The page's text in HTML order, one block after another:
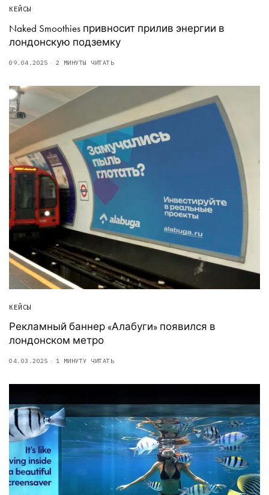
КЕЙСЫ
Naked Smoothies привносит прилив энергии в
лондонскую подземку
09.04.2025 2 МИНУТЫ ЧИТАТЬ
КЕЙСЫ
Рекламный баннер «Алабуги» появился в
лондонском метро
04.03.2025 1 МИНУТУ ЧИТАТЬ